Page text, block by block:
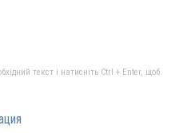
текст і натисніть Ctrl + Enter, щоб